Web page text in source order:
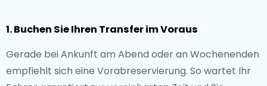
1. Buchen Sie Ihren Transfer im Voraus
Gerade bei Ankunft am Abend oder an Wochenenden
empfiehlt sich eine Vorabreservierung. So wartet Ihr